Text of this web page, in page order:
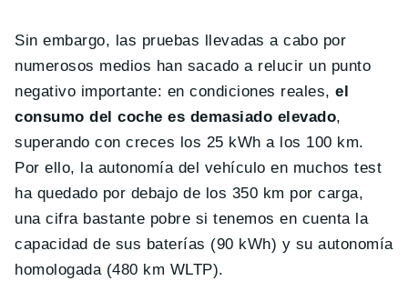
Sin embargo, las pruebas llevadas a cabo por
numerosos medios han sacado a relucir un punto
negativo importante: en condiciones reales,el
consumo del coche es demasiado elevado,
superando con creces los 25 kWh a los 100 km.
Por ello, la autonomía del vehículo en muchos test
ha quedado por debajo de los 350 km por carga,
una cifra bastante pobre si tenemos en cuenta la
capacidad de sus baterías (90 kWh) y su autonomía
homologada (480 km WLTP).